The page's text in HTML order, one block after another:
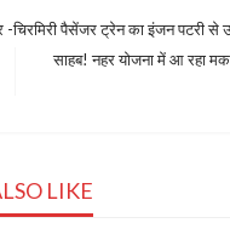
-चिरमिरी पैसेंजर ट्रेन का इंजन पटरी से
साहब! नहर योजना में आ रहा
LIKE